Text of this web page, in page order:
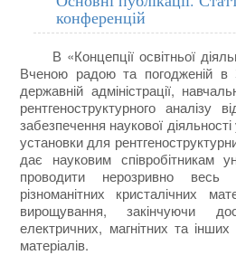
конференцій
В «Концепції освітньої
Вченою радою та погодженій в
державній адміністрації,
рентгеноструктурного аналізу
забезпечення наукової
установки для
дає науковим співробітникам
проводити нерозривно весь
різноманітних кристалічних
вирощування, закінчуючи
електричних, магнітних та
матеріалів.